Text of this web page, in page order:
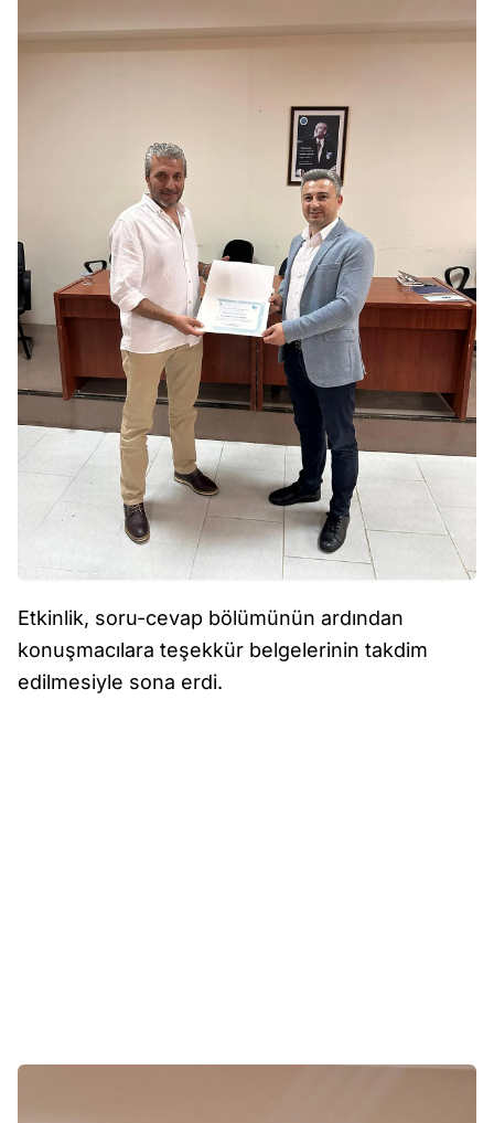
Etkinlik, soru-cevap bölümünün ardından
konuşmacılara teşekkür belgelerinin takdim
edilmesiyle sona erdi.